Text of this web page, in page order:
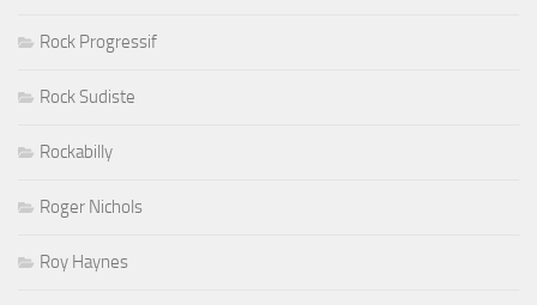
Rock Progressif
Rock Sudiste
Rockabilly
Roger Nichols
Roy Haynes